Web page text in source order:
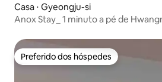
Casa ⋅ Gyeongju-si
Anox Stay_ 1 minuto a pé de
Preferido dos hóspedes
Preferido dos hóspedes